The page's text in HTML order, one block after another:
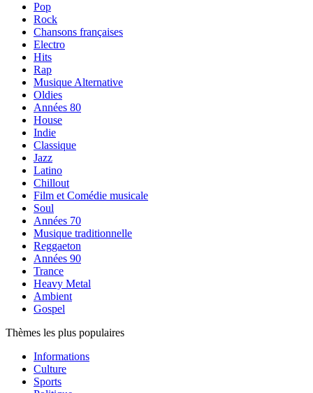
Pop
Rock
Chansons françaises
Electro
Hits
Rap
Musique Alternative
Oldies
Années 80
House
Indie
Classique
Jazz
Latino
Chillout
Film et Comédie musicale
Soul
Années 70
Musique traditionnelle
Reggaeton
Années 90
Trance
Heavy Metal
Ambient
Gospel
Thèmes les plus populaires
Informations
Culture
Sports